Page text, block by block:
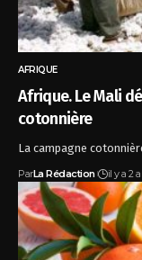
AFRIQUE
Afrique. Le Mali
cotonnière
La campagne
ParLa Rédaction il y a 2